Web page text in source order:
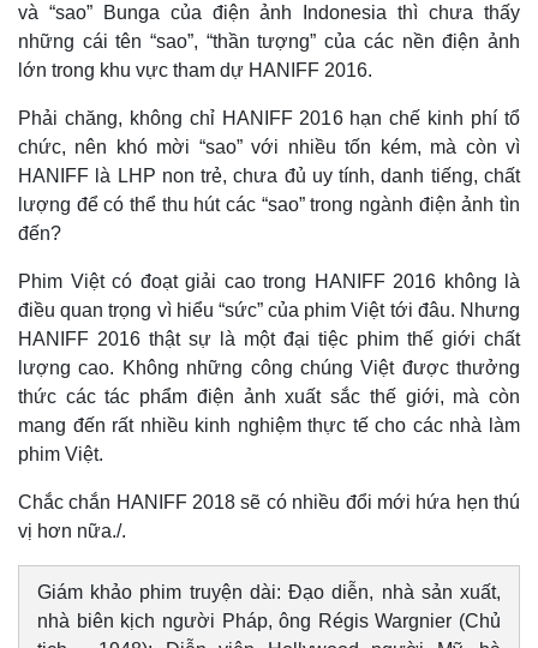
Pháp luật
Vụ án
Tin nóng
Tư vấn luật
Quân sự - Quốc phòng
Vũ khí
Việt Nam
Phân tích
và “sao” Bunga của điện ảnh Indonesia thì chưa thấy
những cái tên “sao”, “thần tượng” của các nền điện ảnh
lớn trong khu vực tham dự HANIFF 2016.
Phải chăng, không chỉ HANIFF 2016 hạn chế kinh phí tổ
chức, nên khó mời “sao” với nhiều tốn kém, mà còn vì
HANIFF là LHP non trẻ, chưa đủ uy tính, danh tiếng, chất
lượng để có thể thu hút các “sao” trong ngành điện ảnh tìn
đến?
Phim Việt có đoạt giải cao trong HANIFF 2016 không là
điều quan trọng vì hiểu “sức” của phim Việt tới đâu. Nhưng
HANIFF 2016 thật sự là một đại tiệc phim thế giới chất
lượng cao. Không những công chúng Việt được thưởng
thức các tác phẩm điện ảnh xuất sắc thế giới, mà còn
mang đến rất nhiều kinh nghiệm thực tế cho các nhà làm
phim Việt.
Chắc chắn HANIFF 2018 sẽ có nhiều đổi mới hứa hẹn thú
vị hơn nữa./.
Giám khảo phim truyện dài: Đạo diễn, nhà sản xuất,
nhà biên kịch người Pháp, ông Régis Wargnier (Chủ